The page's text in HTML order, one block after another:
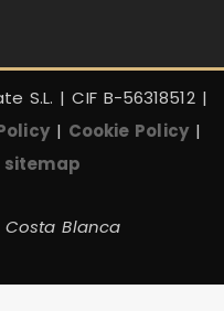
S.L. | CIF B-56318512 |
| Cookie Policy|
sitemap
Blanca